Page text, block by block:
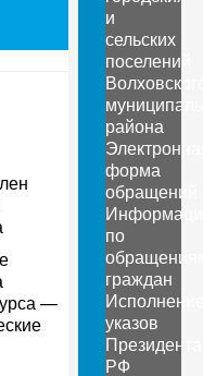
—
и
сельских
поселений
района
форма
обращений
по
граждан
указов
Президента
РФ